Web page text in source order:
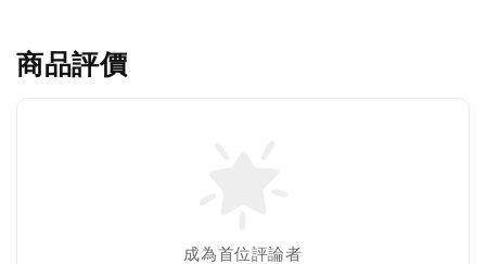
商品評價
成為首位評論者